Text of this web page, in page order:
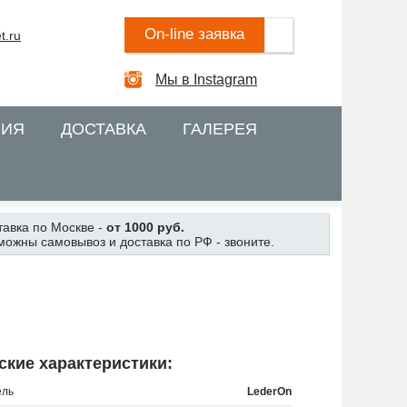
On-line заявка
Мы в Instagram
ДОСТАВКА ГАЛЕРЕЯ
по Москве - от 1000 руб.
самовывоз и доставка по РФ - звоните.
характеристики:
LederOn